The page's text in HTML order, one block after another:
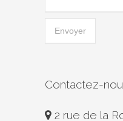
Contactez-
2 rue de la